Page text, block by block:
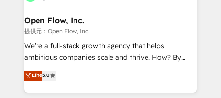
and Amsterdam. Elixir is a first mover and leader
when it comes to HubSpot sales and service
implementations, highly renowned for our business
acumen, process (re-)design experience and a
integrate HubSpot with complex solutions like SAP,
MicroSoft, custom solutions,... Our company also has
Open Flow, Inc.
提供元：Open Flow, Inc.
We’re a full-stack growth agency that helps
ambitious companies scale and thrive. How? By
upgrading and streamlining every single revenue-
generating aspect of your business. We’re proud
HubSpot Elite Solutions Partners and devout CRM
Elite5.0